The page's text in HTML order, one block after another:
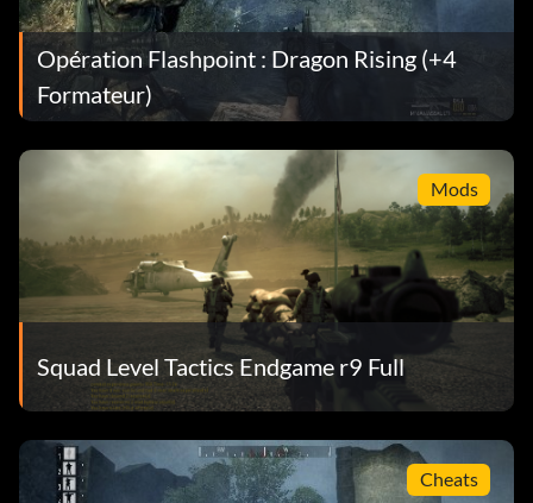
Opération Flashpoint : Dragon Rising (+4
Formateur)
Mods
Squad Level Tactics Endgame r9 Full
Cheats